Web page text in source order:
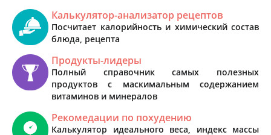
Калькулятор-анализатор рецептов
Посчитает калорийность и химический состав
блюда, рецепта
Продукты-лидеры
Полный справочник самых полезных
продуктов с маскимальным содержанием
витаминов и минералов
Рекомедации по похудению
Калькулятор идеального веса, индекс массы